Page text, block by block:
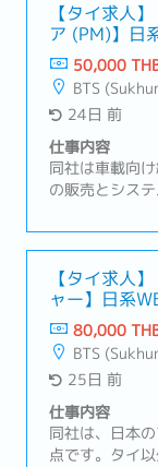
【タイ求人
ア (PM)】日
社 50,000
BTS
24日 前
仕事内容
同社は車載向
の販売とシス
ではMBD（モ
御、エンジン
ステム向けソ
車載電子制御
計、実装、評
ェア要求分析
価・Matlab/
り【開発環境
Windows・バ
【タイ求人
ャー】日系
手広告代理
80,000
BTS
25日 前
仕事内容
同社は、日本
点です。タイ